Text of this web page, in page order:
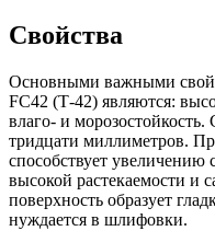
Свойства
Основными важными
FC42 (Т-42) являются:
влаго- и
тридцати миллиметров.
способствует
высокой растекаемости и
поверхность образует
нуждается в шлифовки.